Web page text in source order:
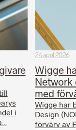
i
24 april 2026
Wigge
Network
med
Wigge har
Design
förvärv av